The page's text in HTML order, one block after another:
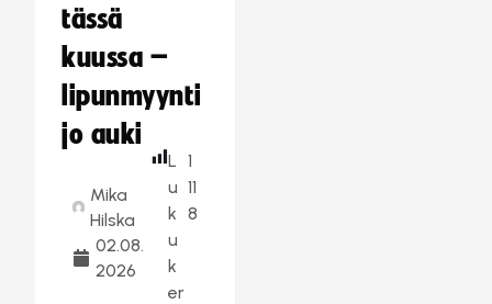
tässä
kuussa –
lipunmyynti
jo auki
Mika
Hilska
02.08.
2026
L
u
k
u
k
er
1
11
8